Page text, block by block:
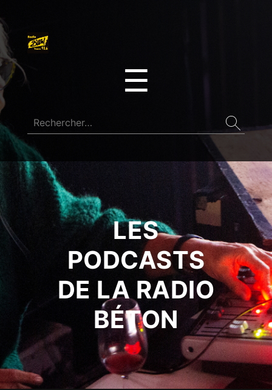
☰
LES
PODCASTS
DE LA RADIO
BÉTON